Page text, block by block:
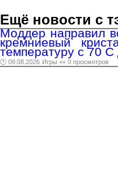
Ещё новости с
Моддер направил
кремниевый
температуру с 70
🕑 09.08.2026 Игры 👀 0 просмотров